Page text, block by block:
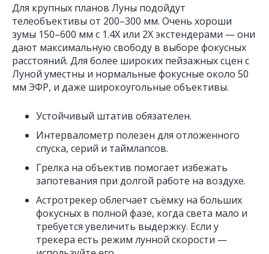
Для крупных планов Луны подойдут
телеобъективы от 200–300 мм. Очень хороши
зумы 150–600 мм с 1.4Х или 2Х экстендерами — они
дают максимальную свободу в выборе фокусных
расстояний. Для более широких пейзажных сцен с
Луной уместны и нормальные фокусные около 50
мм ЭФР, и даже широкоугольные объективы.
Устойчивый штатив обязателен.
Интервалометр полезен для отложенного
спуска, серий и таймлапсов.
Грелка на объектив помогает избежать
запотевания при долгой работе на воздухе.
Астротрекер облегчает съёмку на больших
фокусных в полной фазе, когда света мало и
требуется увеличить выдержку. Если у
трекера есть режим лунной скорости —